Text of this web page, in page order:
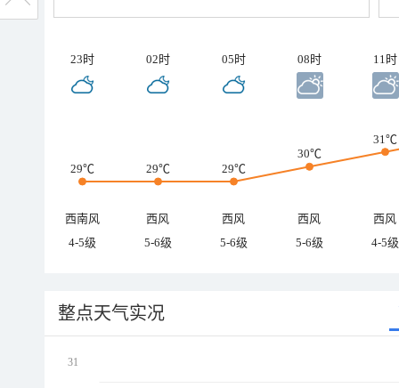
23时 02时 05时 08时 11时
29℃ 29℃ 29℃
30℃
31℃
西南风 西风 西风 西风
西风
4-5级
5-6级 5-6级 5-6级 4-5级
整点天气实况
31